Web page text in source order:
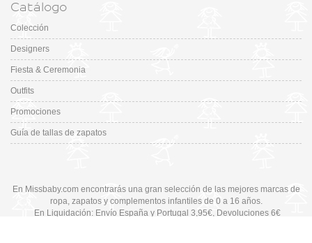
Catálogo
Colección
Designers
Fiesta & Ceremonia
Outfits
Promociones
Guía de tallas de zapatos
En Missbaby.com encontrarás una gran selección de las mejores marcas de
ropa, zapatos y complementos infantiles de 0 a 16 años.
En Liquidación: Envío España y Portugal 3,95€, Devoluciones 6€